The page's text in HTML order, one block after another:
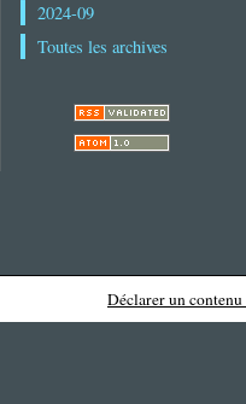
2024-09
Toutes les archives
Déclarer un